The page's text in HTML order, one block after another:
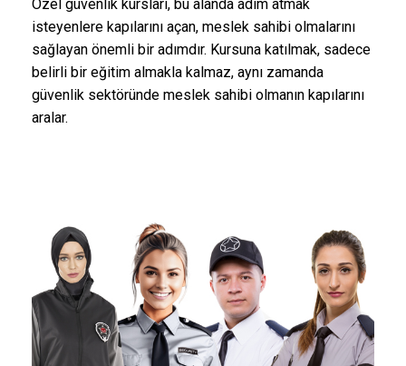
Özel güvenlik kursları, bu alanda adım atmak
isteyenlere kapılarını açan, meslek sahibi olmalarını
sağlayan önemli bir adımdır. Kursuna katılmak, sadece
belirli bir eğitim almakla kalmaz, aynı zamanda
güvenlik sektöründe meslek sahibi olmanın kapılarını
aralar.